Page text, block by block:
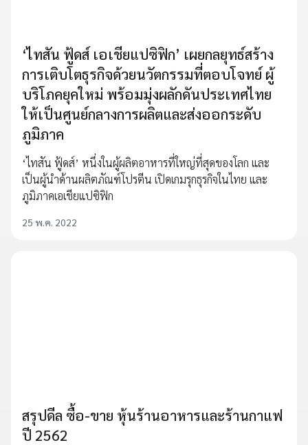
‘ไทสัน ฟู้ดส์ เอเชียแปซิฟิก’ เผยกลยุทธ์สร้าง
การเติบโตธุรกิจด้วยนวัตกรรมที่ตอบโจทย์ ผู้
บริโภคยุคใหม่ พร้อมมุ่งผลักดันประเทศไทย
ให้เป็นศูนย์กลางการผลิตและส่งออกระดับ
ภูมิภาค
‘ไทสัน ฟู้ดส์’ หนึ่งในผู้ผลิตอาหารที่ใหญ่ที่สุดของโลก และ
เป็นผู้นำด้านผลิตภัณฑ์โปรตีน เปิดเกมรุกธุรกิจในไทย และ
ภูมิภาคเอเชียแปซิฟิก
25 พ.ค. 2022
สรุปดีล ซื้อ-ขาย หุ้นร้านอาหารและร้านกาแฟ
ปี 2562